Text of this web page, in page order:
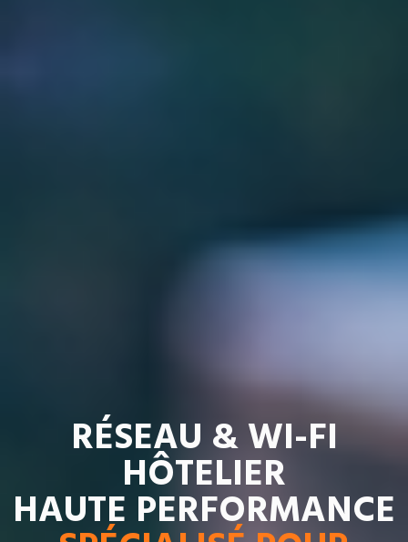
RÉSEAU & WI-FI
HÔTELIER
HAUTE PERFORMANCE